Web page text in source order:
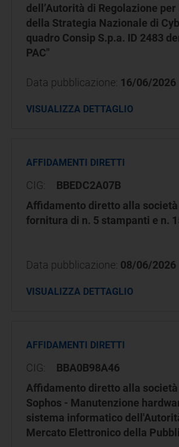
dell’Autorità di Regolazione
della Strategia Nazionale di
quadro Consip S.p.a. ID 2483
PAC"
Data pubblicazione: 16/06/2026
VISUALIZZA DETTAGLIO
AFFIDAMENTI DIRETTI
CIG:
BBEDC2A07B
Affidamento diretto alla
fornitura di n. 5 stampanti e n.
Data pubblicazione: 08/06/2026
VISUALIZZA DETTAGLIO
AFFIDAMENTI DIRETTI
CIG:
BBA0B98A46
Affidamento diretto alla
Sophos - Manutenzione
sistema informatico
Mercato Elettronico della